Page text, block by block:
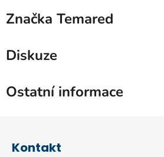
Značka Temared
Diskuze
Ostatní informace
Kontakt